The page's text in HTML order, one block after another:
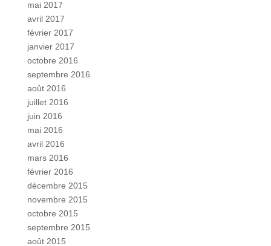
mai 2017
avril 2017
février 2017
janvier 2017
octobre 2016
septembre 2016
août 2016
juillet 2016
juin 2016
mai 2016
avril 2016
mars 2016
février 2016
décembre 2015
novembre 2015
octobre 2015
septembre 2015
août 2015